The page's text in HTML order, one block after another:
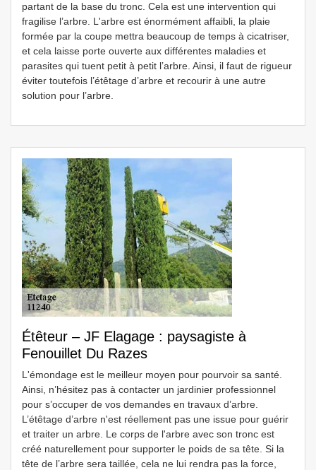
partant de la base du tronc. Cela est une intervention qui
fragilise l’arbre. L'arbre est énormément affaibli, la plaie
formée par la coupe mettra beaucoup de temps à cicatriser,
et cela laisse porte ouverte aux différentes maladies et
parasites qui tuent petit à petit l’arbre. Ainsi, il faut de rigueur
éviter toutefois l’étêtage d’arbre et recourir à une autre
solution pour l’arbre.
Étêteur – JF Elagage : paysagiste à
Fenouillet Du Razes
L'émondage est le meilleur moyen pour pourvoir sa santé.
Ainsi, n’hésitez pas à contacter un jardinier professionnel
pour s’occuper de vos demandes en travaux d’arbre.
L’étêtage d’arbre n'est réellement pas une issue pour guérir
et traiter un arbre. Le corps de l'arbre avec son tronc est
créé naturellement pour supporter le poids de sa tête. Si la
tête de l’arbre sera taillée, cela ne lui rendra pas la force,